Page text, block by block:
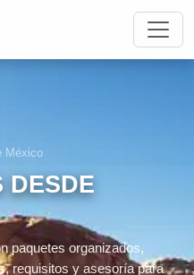
México
DESDE
paquetes organizados,
requisitos y asesoría para